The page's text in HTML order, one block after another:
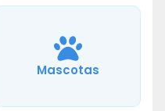
Mascotas